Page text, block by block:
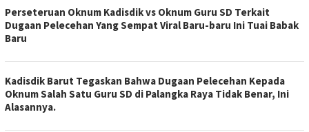
Perseteruan Oknum Kadisdik vs Oknum Guru SD Terkait
Dugaan Pelecehan Yang Sempat Viral Baru-baru Ini Tuai Babak
Baru
Kadisdik Barut Tegaskan Bahwa Dugaan Pelecehan Kepada
Oknum Salah Satu Guru SD di Palangka Raya Tidak Benar, Ini
Alasannya.